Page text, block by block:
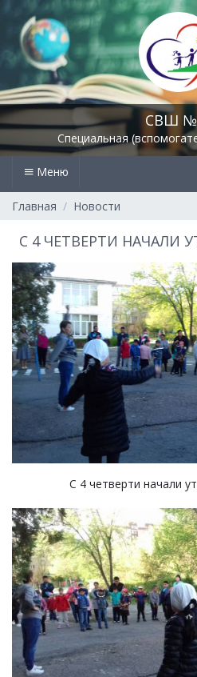
СВШ
Специальная
Меню
Главная Новости
С 4 ЧЕТВЕРТИ НАЧАЛИ
С 4 четверти начали